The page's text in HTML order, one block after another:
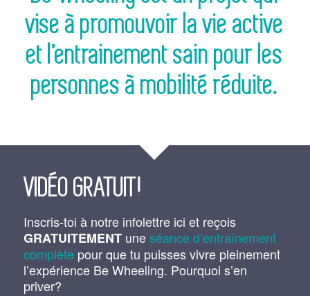
vise à promouvoir la vie active
et l’entrainement sain pour les
personnes à mobilité réduite.
VIDÉO GRATUIT!
Inscris-toi à notre infolettre ici et reçois
GRATUITEMENTuneséance d’entraînement
complète pour que tu puisses vivre pleinement
l’expérience Be Wheeling. Pourquoi s’en
priver?